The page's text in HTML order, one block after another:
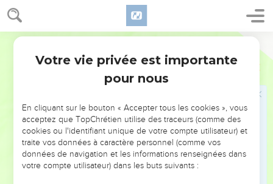
1 Samuel 17
52 Et les hommes d'Israël et de Juda poussèrent des cris, et
allèrent à la poursuite des Philistins jusque dans la vallée et
tombèrent dans le chemin de Schaaraïm jusqu'à Gath et
Philistins, et pillèrent leur camp.
David prit la tête du Philistin et la porta à Jérusalem, et il
mit dans sa tente les armes du Philistin.
Votre vie privée est importante
pour nous
En cliquant sur le bouton « Accepter tous les cookies », vous
acceptez que TopChrétien utilise des traceurs (comme des
cookies ou l'identifiant unique de votre compte utilisateur) et
traite vos données à caractère personnel (comme vos
données de navigation et les informations renseignées dans
votre compte utilisateur) dans les buts suivants :